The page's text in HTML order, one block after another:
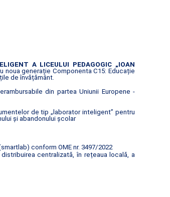
A LICEULUI PEDAGOGIC „IOAN
noua generație Componenta C15: Educație
de învățământ.
din partea Uniunii Europene -
de tip „laborator inteligent” pentru
și abandonului școlar
conform OME nr. 3497/2022
centralizată, în rețeaua locală, a